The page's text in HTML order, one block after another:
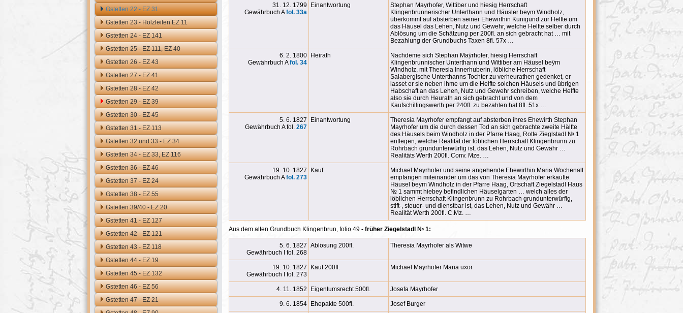
Gstetten 22 - EZ 31
Gstetten 23 - Holzleiten EZ 11
Gstetten 24 - EZ 141
Gstetten 25 - EZ 111, EZ 40
Gstetten 26 - EZ 43
Gstetten 27 - EZ 41
Gstetten 28 - EZ 42
Gstetten 29 - EZ 39
Gstetten 30 - EZ 45
Gstetten 31 - EZ 113
Gstetten 32 und 33 - EZ 34
Gstetten 34 - EZ 33, EZ 116
Gstetten 36 - EZ 46
Gstetten 37 - EZ 24
Gstetten 38 - EZ 55
Gstetten 39/40 - EZ 20
Gstetten 41 - EZ 127
Gstetten 42 - EZ 121
Gstetten 43 - EZ 118
Gstetten 44 - EZ 19
Gstetten 45 - EZ 132
Gstetten 46 - EZ 56
Gstetten 47 - EZ 21
31. 12. 1799
Gewährbuch Afol. 33a
Einantwortung
Stephan Mayrhofer, Wittiber und hiesig Herrschaft
Klingenbrunnerischer Unterthann und Häusler beym Windholz,
überkommt auf absterben seiner Ehewirthin Kunigund zur Helfte um
das Häusel das Lehen, Nutz und Gewehr, welche Helfte selber durch
Ablösung um die Schätzung per 200fl. an sich gebracht hat … mit
Bezahlung der Grundbuchs Taxen 8fl. 57x …
6. 2. 1800
Gewährbuch Afol. 34
Heirath
Nachdeme sich Stephan Maÿrhofer, hiesig Herrschaft
Klingenbrunnischer Unterthann und Wittiber am Häusel beÿm
Windholz, mit Theresia Innerhuberin, löbliche Herrschaft
Salabergische Unterthanns Tochter zu verheurathen gedenket, er
lasset er sie neben ihme um die Helfte solchen Häusels und übrigen
Habschaft an das Lehen, Nutz und Gewehr schreiben, welche Helfte
also sie durch Heurath an sich gebracht und von dem
Kaufschillingswerth per 240fl. zu bezahlen hat 8fl. 51x …
5. 6. 1827
Gewährbuch A fol. 267
Einantwortung
Theresia Mayrhofer empfangt auf absterben ihres Ehewirth Stephan
Mayrhofer um die durch dessen Tod an sich gebrachte zweite Hälfte
des Häusels beim Windholz in der Pfarre Haag, Rotte Zieglstadl № 1
entlegen, welche Realität der löblichen Herrschaft Klingenbrunn zu
Rohrbach grundunterwürfig ist, das Lehen, Nutz und Gewähr …
Realitäts Werth 200fl. Conv. Mze. …
19. 10. 1827
Gewährbuch Afol. 273
Kauf
Michael Mayrhofer und seine angehende Ehewirthin Maria Wochenalt
empfangen miteinander um das von Theresia Mayrhofer erkaufte
Häusel beym Windholz in der Pfarre Haag, Ortschaft Ziegelstadl Haus
№ 1 sammt hiebey befindlichen Häuselgarten … welch alles der
löblichen Herrschaft Klingenbrunn zu Rohrbach grundunterwürfig,
stift-, steuer- und dienstbar ist, das Lehen, Nutz und Gewähr …
Realität Werth 200fl. C.Mz. …
Aus dem alten Grundbuch Klingenbrun, folio 49 - früher Ziegelstadl № 1:
5. 6. 1827
Gewährbuch I fol. 268
Ablösung 200fl. Theresia Mayrhofer als Witwe
19. 10. 1827
Gewährbuch I fol. 273
Kauf 200fl. Michael Mayrhofer Maria uxor
4. 11. 1852 Eigentumsrecht 500fl. Josefa Mayrhofer
9. 6. 1854 Ehepakte 500fl. Josef Burger